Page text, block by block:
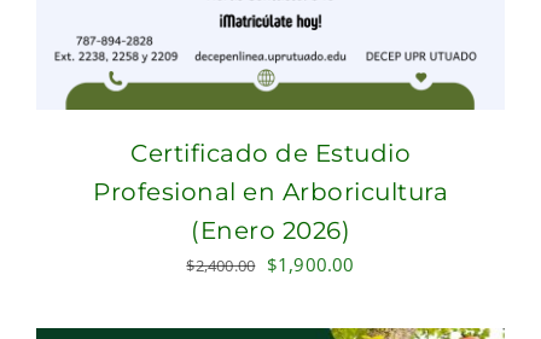
Certificado de Estudio
Profesional en Arboricultura
(Enero 2026)
$2,400.00 Original
was:
$1,900.00
is: